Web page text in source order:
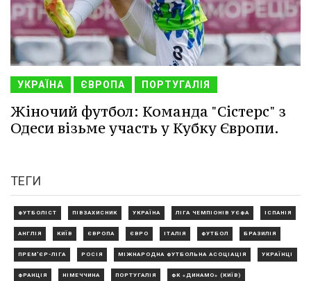
УКРАЇНА ЄВРОПА ПОРТУГАЛІЯ
Жіночий футбол: Команда "Сістерс" з
Одеси візьме участь у Кубку Європи.
ТЕГИ
ФУТБОЛІСТ ПІВЗАХИСНИК УКРАЇНА ЛІГА ЧЕМПІОНІВ УЄФА ІСПАНІЯ
АНГЛІЯ КИЇВ ЄВРОПА ЄВРО ІТАЛІЯ ФУТБОЛ БРАЗИЛІЯ
ПРЕМ'ЄР-ЛІГА РОСІЯ МІЖНАРОДНА ФУТБОЛЬНА АСОЦІАЦІЯ УКРАЇНЦІ
ФРАНЦІЯ НІМЕЧЧИНА ПОРТУГАЛІЯ ФК «ДИНАМО» (КИЇВ)